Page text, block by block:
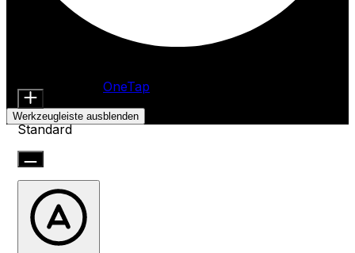
Präsentiert von OneTap
Werkzeugleiste ausblenden
Standard